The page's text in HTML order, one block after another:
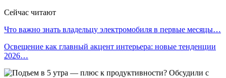
Сейчас читают
Что важно знать владельцу электромобиля в первые месяцы…
Освещение как главный акцент интерьера: новые тенденции
2026…